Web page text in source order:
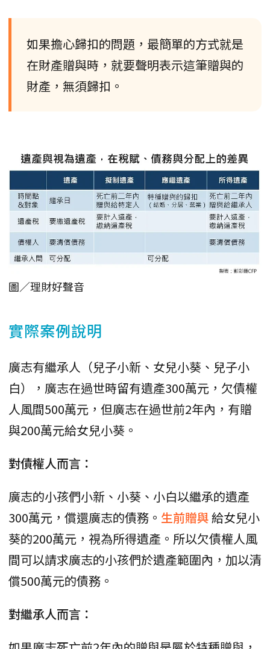
如果擔心歸扣的問題，最簡單的方式就是
在財產贈與時，就要聲明表示這筆贈與的
財產，無須歸扣。
圖／理財好聲音
實際案例說明
廣志有繼承人（兒子小新、女兒小葵、兒子小
白），廣志在過世時留有遺產300萬元，欠債權
人風間500萬元，但廣志在過世前2年內，有贈
與200萬元給女兒小葵。
對債權人而言：
廣志的小孩們小新、小葵、小白以繼承的遺產
300萬元，償還廣志的債務。 生前贈與給女兒小
葵的200萬元，視為所得遺產。所以欠債權人風
間可以請求廣志的小孩們於遺產範圍內，加以清
償500萬元的債務。
對繼承人而言：